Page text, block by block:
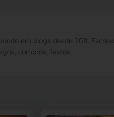
em blogs desde 2011.
compras, festas.